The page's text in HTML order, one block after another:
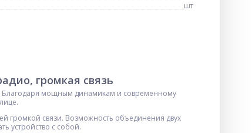
шт
громкая связь
Благодаря мощным динамикам и современному
громкой связи. Возможность объединения двух
устройство с собой.